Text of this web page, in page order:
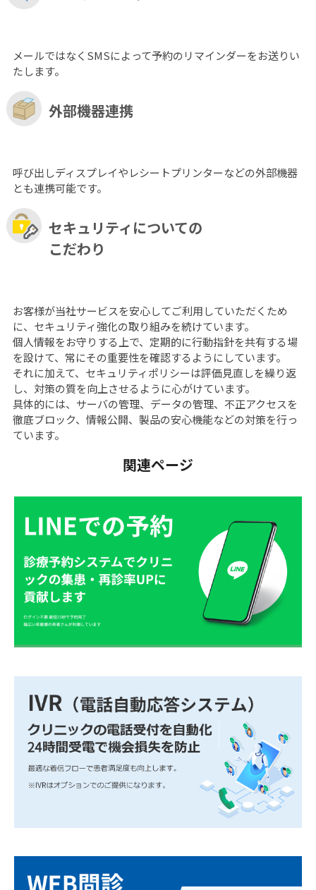
メールではなくSMSによって予約のリマインダーをお送りい
たします。
外部機器連携
呼び出しディスプレイやレシートプリンターなどの外部機器
とも連携可能です。
セキュリティについての
こだわり
お客様が当社サービスを安心してご利用していただくため
に、セキュリティ強化の取り組みを続けています。
個人情報をお守りする上で、定期的に行動指針を共有する場
を設けて、常にその重要性を確認するようにしています。
それに加えて、セキュリティポリシーは評価見直しを繰り返
し、対策の質を向上させるように心がけています。
具体的には、サーバの管理、データの管理、不正アクセスを
徹底ブロック、情報公開、製品の安心機能などの対策を行っ
ています。
関連ページ